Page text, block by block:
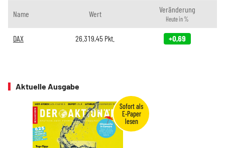
Name Wert Veränderung
Heute in %
DAX 26.319,45 Pkt. +0,69
Aktuelle Ausgabe